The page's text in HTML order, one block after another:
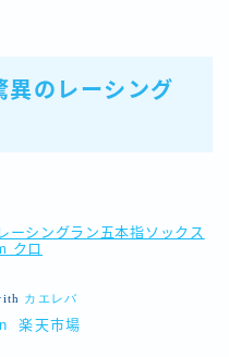
異のレーシング
ーシングラン五本指ソックス
クロ
カエレバ
楽天市場